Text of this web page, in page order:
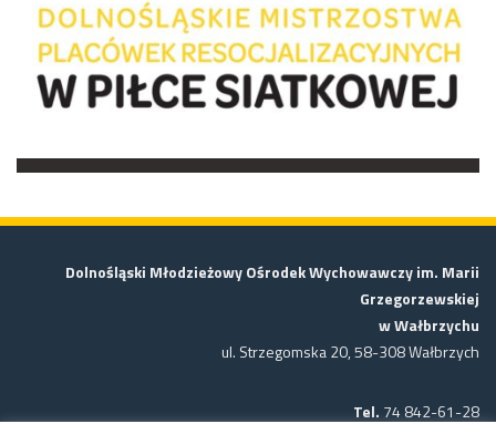
Dolnośląski Młodzieżowy Ośrodek Wychowawczy im. Marii
Grzegorzewskiej
w Wałbrzychu
ul. Strzegomska 20, 58-308 Wałbrzych
Tel. 74 842-61-28